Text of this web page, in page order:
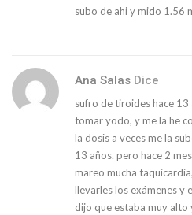
subo de ahi y mido 1.56
Ana Salas Dice
sufro de tiroides hace 13
tomar yodo, y me la he
la dosis a veces me la
13 años. pero hace 2
mareo mucha
llevarles los exámenes y
dijo que estaba muy alto